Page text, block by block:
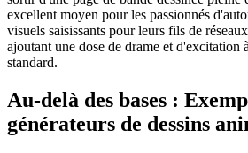
excellent moyen pour les passionnés
visuels saisissants pour leurs fils de
ajoutant une dose de drame et d'excitation
standard.
Au-delà des bases :
générateurs de dessins